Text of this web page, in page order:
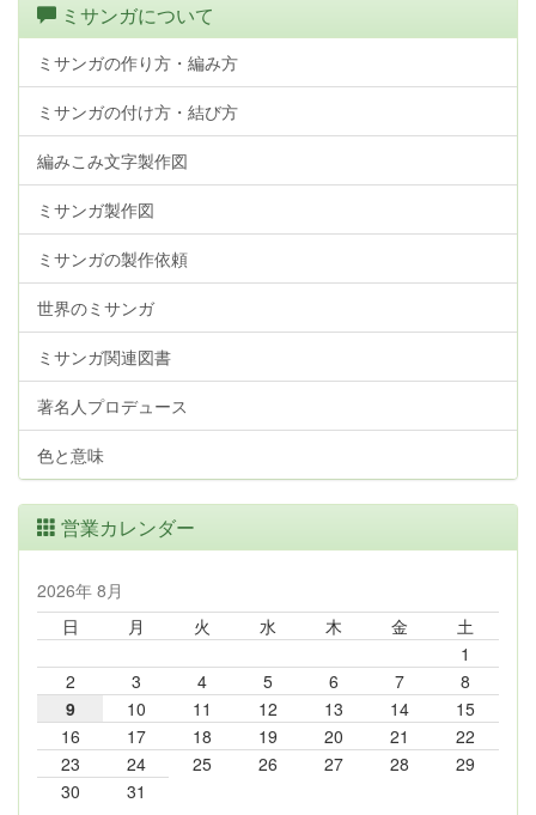
ミサンガについて
ミサンガの作り方・編み方
ミサンガの付け方・結び方
編みこみ文字製作図
ミサンガ製作図
ミサンガの製作依頼
世界のミサンガ
ミサンガ関連図書
著名人プロデュース
色と意味
営業カレンダー
2026年 8月
日
月 火 水 木 金
土
1
2
3 4 5 6 7
8
9
10 11 12 13 14
15
16
17 18 19 20 21
22
23
24 25 26 27 28
29
30
31